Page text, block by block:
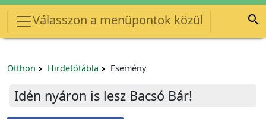
Válasszon a menüpontok közül 
Otthon Hirdetőtábla Esemény
Idén nyáron is lesz Bacsó Bár!